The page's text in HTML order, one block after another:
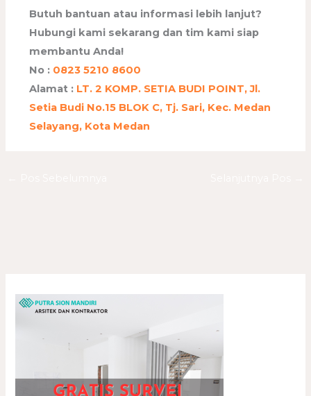
Butuh bantuan atau informasi lebih lanjut?
Hubungi kami sekarang dan tim kami siap
membantu Anda!
No : 0823 5210 8600
Alamat : LT. 2 KOMP. SETIA BUDI POINT, Jl.
Setia Budi No.15 BLOK C, Tj. Sari, Kec. Medan
Selayang, Kota Medan